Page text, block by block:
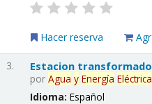
Hacer reserva
3. Estacion
porAgua y Energía
Idioma:Español